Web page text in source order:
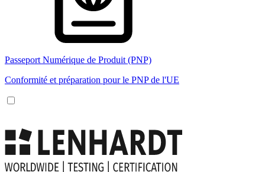
Passeport Numérique de Produit (PNP)
Conformité et préparation pour le PNP de l'UE